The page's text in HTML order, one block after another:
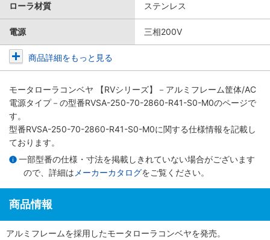
ローラ材質 ステンレス
電源 三相200V
商品詳細をもっと見る
モータローラコンベヤ 【RVシリーズ】－アルミフレーム筐体/AC
電源タイプ－ の型番RVSA-250-70-2860-R41-S0-M0のページで
す。
型番RVSA-250-70-2860-R41-S0-M0に関する仕様情報を記載し
ております。
一部型番の仕様・寸法を掲載しきれていない場合がございます
ので、詳細は メーカーカタログをご覧ください。
商品情報
アルミフレームを採用したモータローラコンベヤを発売。